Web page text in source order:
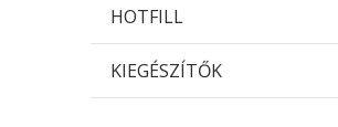
HOTFILL
KIEGÉSZÍTŐK